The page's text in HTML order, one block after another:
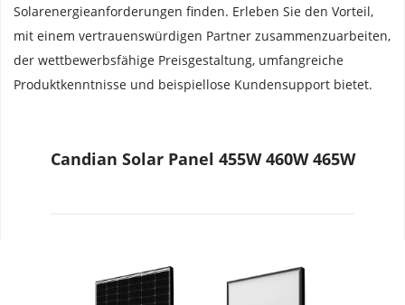
Solarenergieanforderungen finden. Erleben Sie den Vorteil,
mit einem vertrauenswürdigen Partner zusammenzuarbeiten,
der wettbewerbsfähige Preisgestaltung, umfangreiche
Produktkenntnisse und beispiellose Kundensupport bietet.
Candian Solar Panel 455W 460W 465W